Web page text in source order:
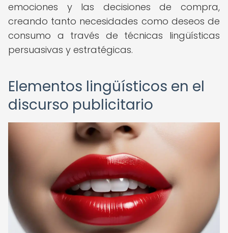
emociones y las decisiones de compra,
creando tanto necesidades como deseos de
consumo a través de técnicas lingüísticas
persuasivas y estratégicas.
Elementos lingüísticos en el
discurso publicitario